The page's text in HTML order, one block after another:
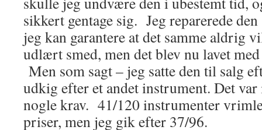
sikkert gentage sig. Jeg reparerede
jeg kan garantere at det samme aldrig
udlært smed, men det blev nu lavet
Men som sagt – jeg satte den til salg
udkig efter et andet instrument. Det
nogle krav. 41/120 instrumenter
priser, men jeg gik efter 37/96.